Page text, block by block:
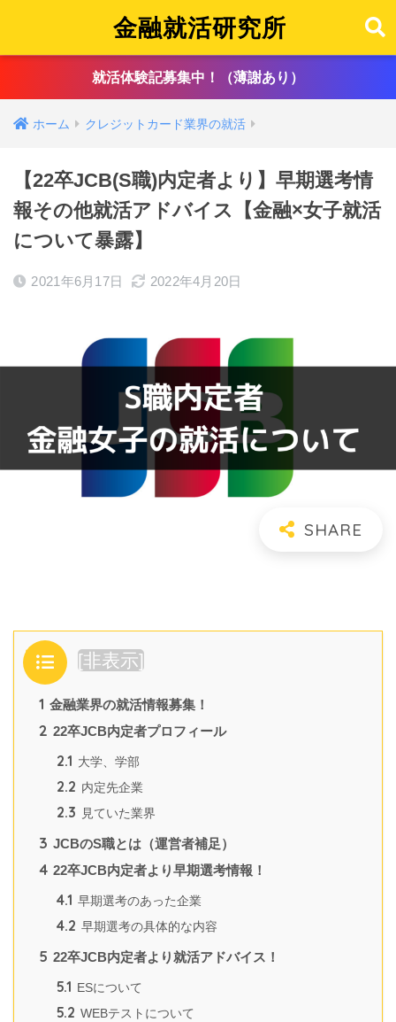
金融就活研究所
就活体験記募集中！（薄謝あり）
ホーム クレジットカード業界の就活
【22卒JCB(S職)内定者より】早期選考情
報その他就活アドバイス【金融×女子就活
について暴露】
2021年6月17日 2022年4月20日
目次 [非表示]
1 金融業界の就活情報募集！
2 22卒JCB内定者プロフィール
2.1 大学、学部
2.2 内定先企業
2.3 見ていた業界
3 JCBのS職とは（運営者補足）
4 22卒JCB内定者より早期選考情報！
4.1 早期選考のあった企業
4.2 早期選考の具体的な内容
5 22卒JCB内定者より就活アドバイス！
5.1 ESについて
5.2 WEBテストについて